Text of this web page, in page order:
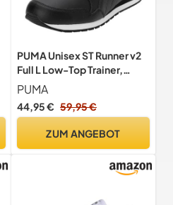
PUMA Unisex ST Runner v2
Full L Low-Top Trainer,
Puma Black-Puma Black-
Puma White, 43 EU
PUMA
44,95 € 59,95 €
ZUM ANGEBOT